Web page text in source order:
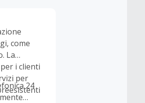
come
La
i clienti
per
24